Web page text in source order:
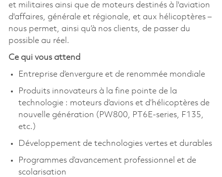
et militaires ainsi que de moteurs destinés à l'aviation
d'affaires, générale et régionale, et aux hélicoptères –
nous permet, ainsi qu’à nos clients, de passer du
possible au réel.
Ce qui vous attend
Entreprise d’envergure et de renommée mondiale
Produits innovateurs à la fine pointe de la
technologie : moteurs d’avions et d’hélicoptères de
nouvelle génération (PW800, PT6E-series, F135,
etc.)
Développement de technologies vertes et durables
Programmes d’avancement professionnel et de
scolarisation